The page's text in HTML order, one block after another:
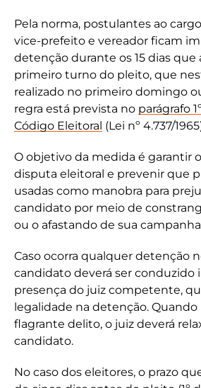
Pela norma, postulantes ao
vice-prefeito e vereador ficam
detenção durante os 15 dias
primeiro turno do pleito, que
realizado no primeiro domingo
regra está prevista no parágrafo
Código Eleitoral (Lei nº 4.737/
O objetivo da medida é garantir
disputa eleitoral e prevenir que
usadas como manobra para
candidato por meio de
ou o afastando de sua
Caso ocorra qualquer detenção
candidato deverá ser conduzido
presença do juiz competente,
legalidade na detenção.
flagrante delito, o juiz deverá
candidato.
No caso dos eleitores, o prazo